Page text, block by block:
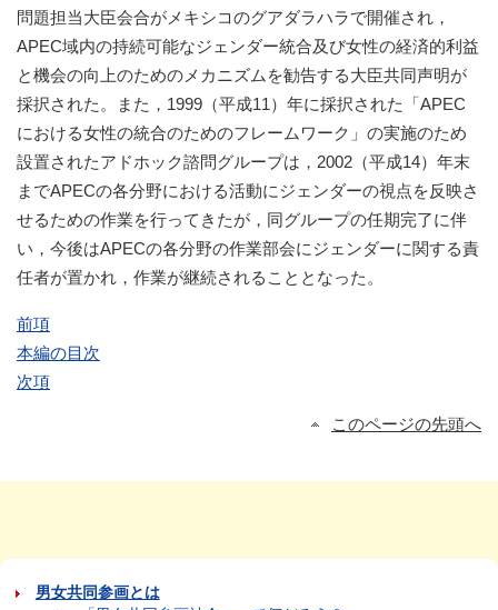
問題担当大臣会合がメキシコのグアダラハラで開催され，
APEC域内の持続可能なジェンダー統合及び女性の経済的利益
と機会の向上のためのメカニズムを勧告する大臣共同声明が
採択された。また，1999（平成11）年に採択された「APEC
における女性の統合のためのフレームワーク」の実施のため
設置されたアドホック諮問グループは，2002（平成14）年末
までAPECの各分野における活動にジェンダーの視点を反映さ
せるための作業を行ってきたが，同グループの任期完了に伴
い，今後はAPECの各分野の作業部会にジェンダーに関する責
任者が置かれ，作業が継続されることとなった。
前項
本編の目次
次項
このページの先頭へ